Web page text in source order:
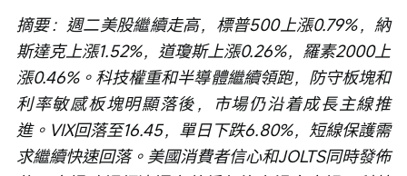
摘要：週二美股繼續走高，標普500上漲0.79%，納
斯達克上漲1.52%，道瓊斯上漲0.26%，羅素2000上
漲0.46%。科技權重和半導體繼續領跑，防守板塊和
利率敏感板塊明顯落後，市場仍沿着成長主線推
進。VIX回落至16.45，單日下跌6.80%，短線保護需
求繼續快速回落。美國消費者信心和JOLTS同時發佈